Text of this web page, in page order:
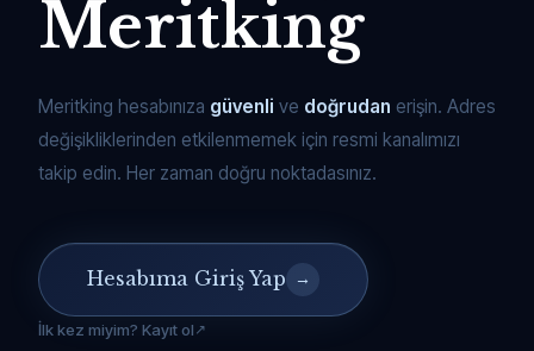
Meritking
Meritking hesabınıza güvenli ve doğrudan erişin. Adres
değişikliklerinden etkilenmemek için resmi kanalımızı
takip edin. Her zaman doğru noktadasınız.
Hesabıma Giriş Yap →
İlk kez miyim? Kayıt ol